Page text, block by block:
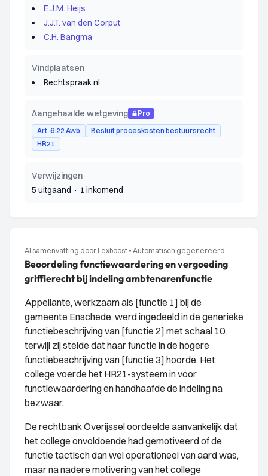
E.J.M. Heijs
J.J.T. van den Corput
C.H. Bangma
Vindplaatsen
Rechtspraak.nl
Aangehaalde wetgeving
Pro
Art. 6:22 Awb
Besluit proceskosten bestuursrecht
HR21
Verwijzingen
5 uitgaand · 1 inkomend
AI samenvatting door Lexboost • Automatisch gegenereerd
Beoordeling functiewaardering en vergoeding
griffierecht bij indeling ambtenarenfunctie
Appellante, werkzaam als [functie 1] bij de
gemeente Enschede, werd ingedeeld in de generieke
functiebeschrijving van [functie 2] met schaal 10,
terwijl zij stelde dat haar functie in de hogere
functiebeschrijving van [functie 3] hoorde. Het
college voerde het HR21-systeem in voor
functiewaardering en handhaafde de indeling na
bezwaar.
De rechtbank Overijssel oordeelde aanvankelijk dat
het college onvoldoende had gemotiveerd of de
functie tactisch dan wel operationeel van aard was,
maar na nadere motivering van het college